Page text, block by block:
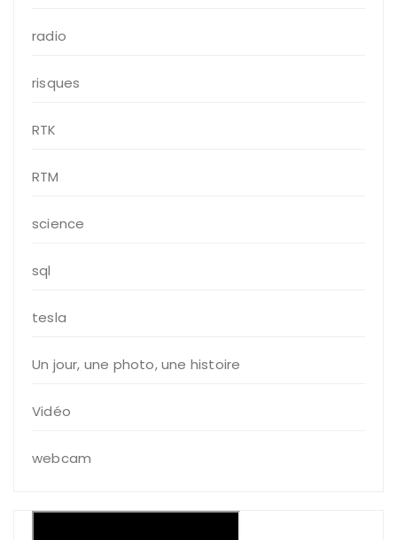
radio
risques
RTK
RTM
science
sql
tesla
Un jour, une photo, une histoire
Vidéo
webcam